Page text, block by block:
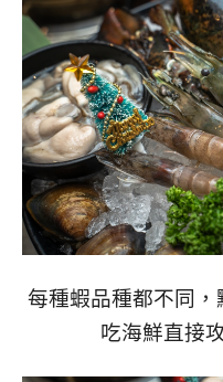
每種蝦品種都不同
吃海鮮直接